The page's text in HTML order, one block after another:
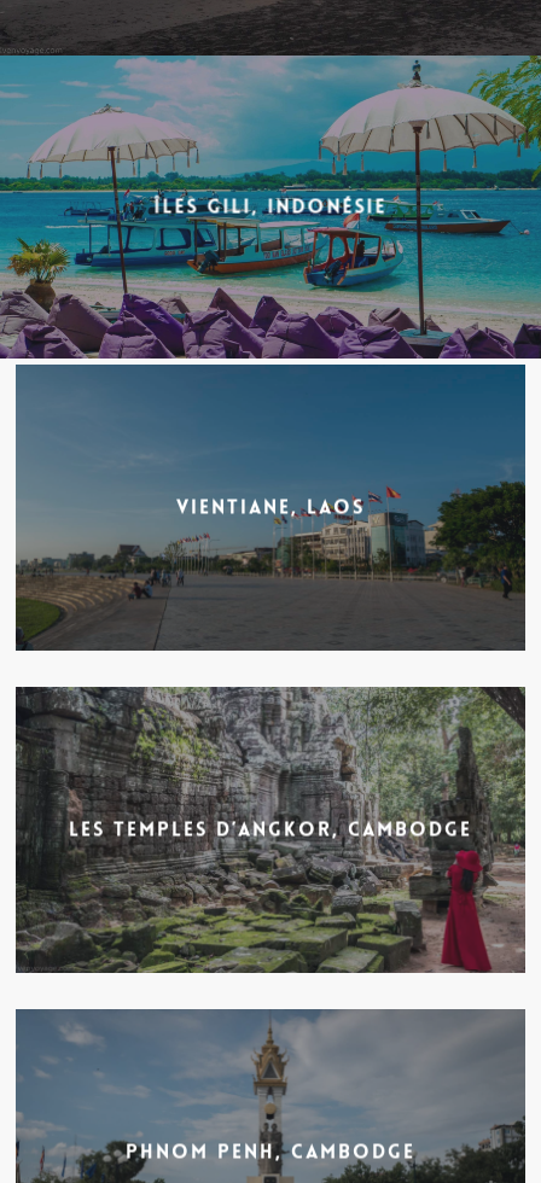
Îles Gili, Indonésie
Vientiane, Laos
Les temples d’Angkor, Cambodge
Phnom Penh, Cambodge